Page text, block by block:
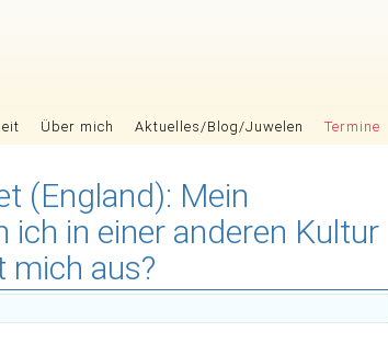
Über mich Aktuelles/Blog/Juwelen Termine
(England): Mein
in einer anderen Kultur
mich aus?